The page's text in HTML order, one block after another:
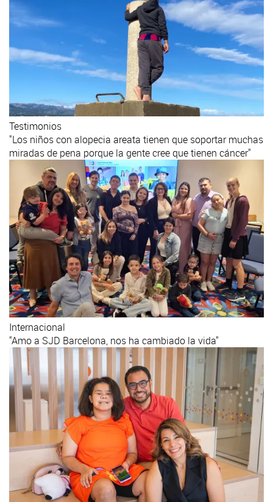
Testimonios
"Los niños con alopecia areata tienen que soportar muchas
miradas de pena porque la gente cree que tienen cáncer"
Internacional
"Amo a SJD Barcelona, nos ha cambiado la vida"